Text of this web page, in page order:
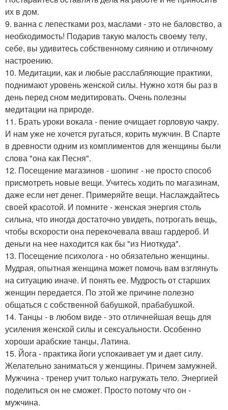
их в дом.
9. ванна с лепестками роз, маслами - это не баловство, а
необходимость! Подарив такую малость своему телу,
себе, вы удивитесь собственному сиянию и отличному
настроению.
10. Медитации, как и любые расслабляющие практики,
поднимают уровень женской силы. Нужно хотя бы раз в
день перед сном медитировать. Очень полезны
медитации на природе.
11. Брать уроки вокала - пение очищает горловую чакру.
И нам уже не хочется ругаться, корить мужчин. В Спарте
в древности одним из комплиментов для женщины были
слова "она как Песня".
12. Посещение магазинов - шопинг - не просто способ
присмотреть новые вещи. Учитесь ходить по магазинам,
даже если нет денег. Примеряйте вещи. Наслаждайтесь
своей красотой. И помните - женская энергия столь
сильна, что иногда достаточно увидеть, потрогать вещь,
чтобы вскорости она перекочевала вваш гардероб. И
деньги на нее находится как бы "из Ниоткуда".
13. Посещение психолога - но обязательно женщины.
Мудрая, опытная женщина может помочь вам взглянуть
на ситуацию иначе. И понять ее. Мудрость от старших
женщин передается. По этой же причине полезно
общаться с собственной бабушкой, прабабушкой.
14. Танцы - в любом виде - это отличнейшая вещь для
усиления женской силы и сексуальности. Особенно
хороши арабские танцы, Латина.
15. Йога - практика йоги успокаивает ум и дает силу.
Желательно заниматься у женщины. Причем замужней.
Мужчина - тренер учит только нагружать тело. Энергией
поделиться он не сможет. Просто потому что он -
мужчина.